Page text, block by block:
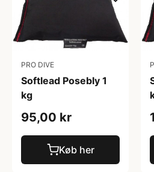
PRO DIVE
Softlead Posebly 1
kg
95,00 kr
Køb her